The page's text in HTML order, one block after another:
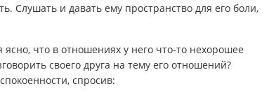
Слушать и давать ему пространство для его боли,
что в отношениях у него что-то нехорошее
своего друга на тему его отношений?
спросив: